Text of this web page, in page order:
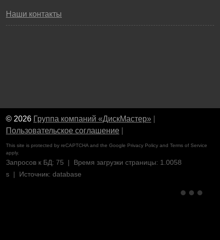
Наши контакты
© 2026 Группа компаний «ДискМастер»
Пользовательское соглашение
This site is protected by reCAPTCHA and the Google Privacy Policy and Terms of Service
apply.
Запросов к БД: 75 | Время загрузки страницы: 1.0058
s | Источник: database